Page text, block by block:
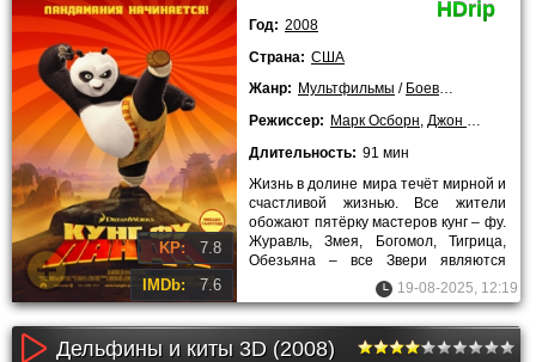
KP: 7.8
IMDb: 7.6
HDrip
Год: 2008
Страна: США
Жанр: Мультфильмы / Боевики
Режиссер: Марк Осборн, Джон Стивенсо
Длительность: 91 мин
Жизнь в долине мира течёт мирной и
счастливой жизнью. Все жители
обожают пятёрку мастеров кунг – фу.
Журавль, Змея, Богомол, Тигрица,
Обезьяна – все Звери являются
великими учениками 19-08-2025, 12:19
Дельфины и киты 3D (2008)